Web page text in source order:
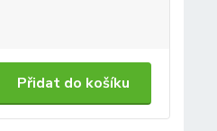
Přidat do košíku